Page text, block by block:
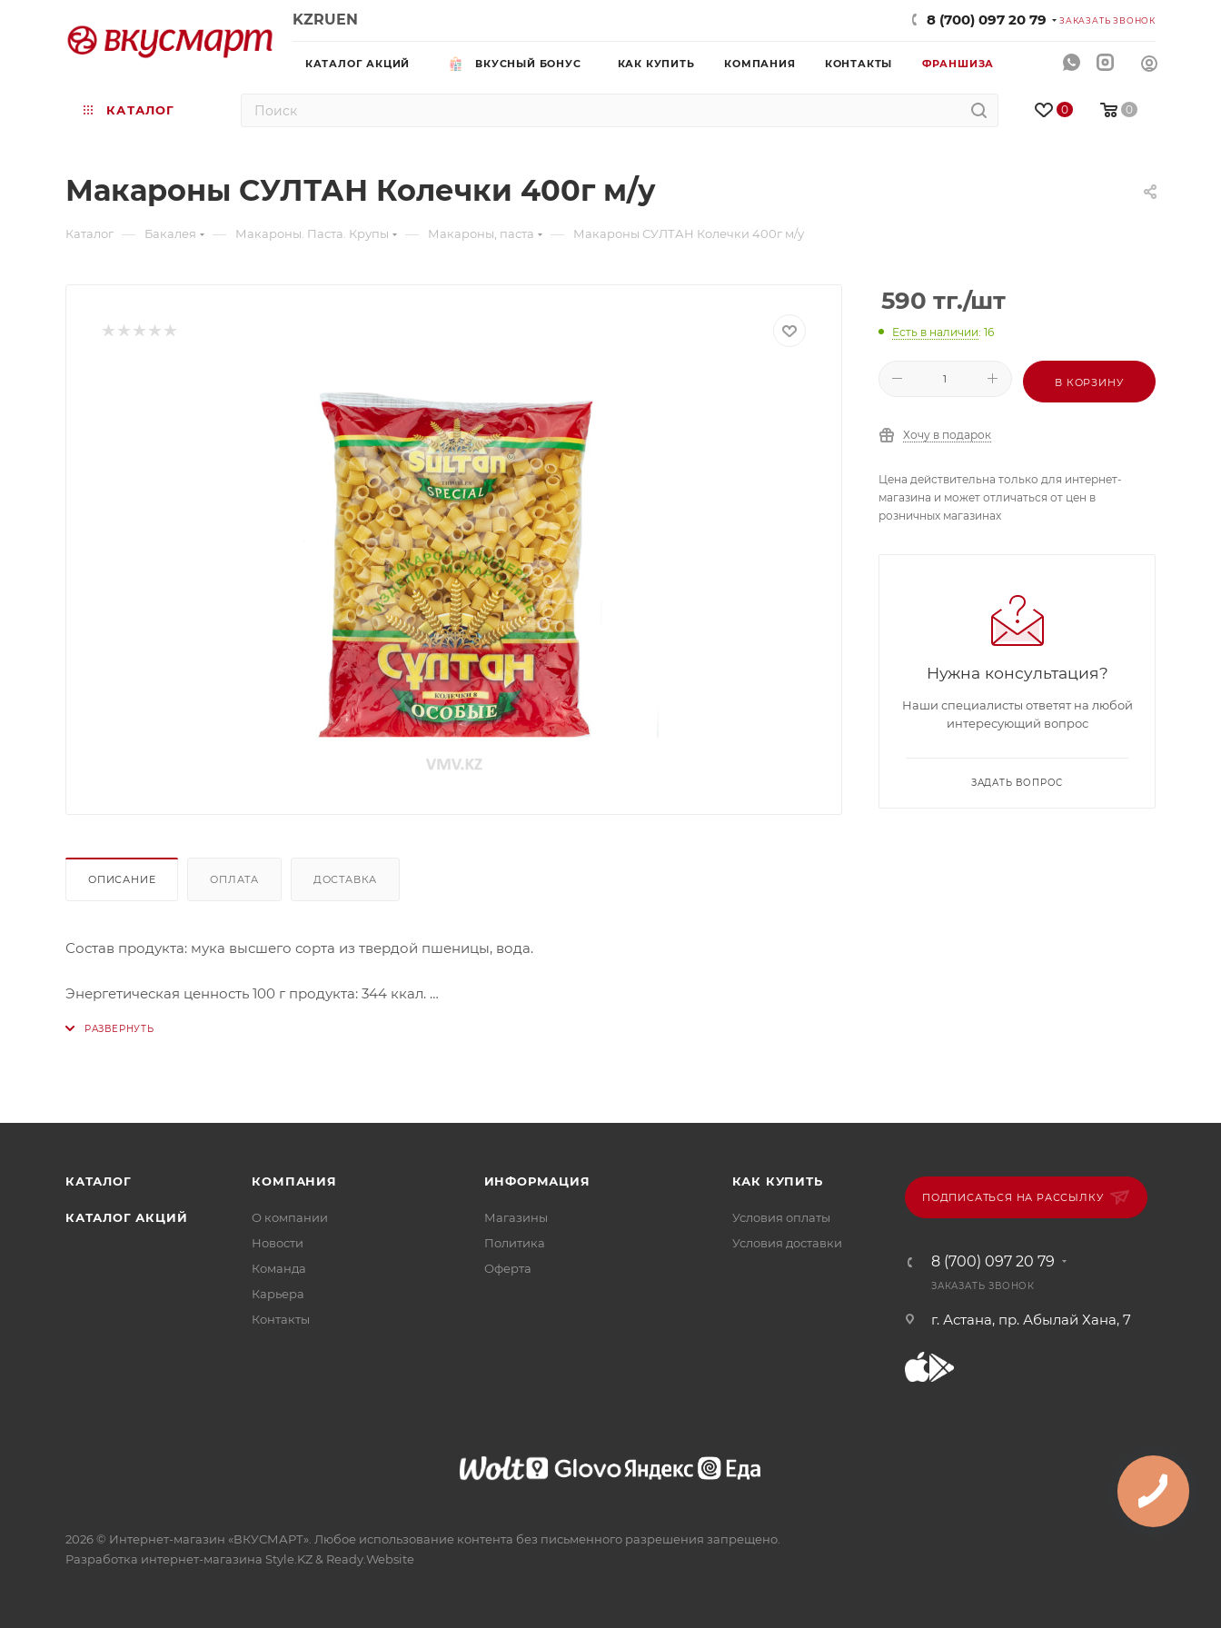
KZRUEN 8 (700) 097 20 79 ЗАКАЗАТЬ ЗВОНОК
КАТАЛОГ АКЦИЙ ВКУСНЫЙ БОНУС КАК КУПИТЬ КОМПАНИЯ КОНТАКТЫ ФРАНШИЗА
0 0
КАТАЛОГ
Макароны СУЛТАН Колечки 400г м/у
Каталог — Бакалея — Макароны. Паста. Крупы — Макароны, паста — Макароны СУЛТАН Колечки 400г м/у
ОПИСАНИЕ ОПЛАТА ДОСТАВКА
Состав продукта: мука высшего сорта из твердой пшеницы, вода.
Энергетическая ценность 100 г продукта: 344 ккал.
590 тг./шт
Есть в наличии: 16
В КОРЗИНУ
Хочу в подарок
Цена действительна только для интернет-
магазина и может отличаться от цен в
розничных магазинах
Нужна консультация?
Наши специалисты ответят на любой
интересующий вопрос
ЗАДАТЬ ВОПРОС
КАТАЛОГ
КАТАЛОГ АКЦИЙ
КОМПАНИЯ
О компании
Новости
Команда
Карьера
Контакты
ИНФОРМАЦИЯ
Магазины
Политика
Офертa
КАК КУПИТЬ
Условия оплаты
Условия доставки
ПОДПИСАТЬСЯ НА РАССЫЛКУ
8 (700) 097 20 79
ЗАКАЗАТЬ ЗВОНОК
г. Астана, пр. Абылай Хана, 7
2026 © Интернет-магазин «ВКУСМАРТ». Любое использование контента без письменного разрешения запрещено.
Разработка интернет-магазина Style.KZ& Ready.Website